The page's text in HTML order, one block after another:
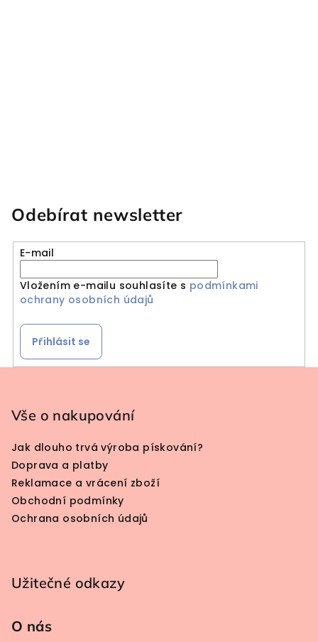
Odebírat newsletter
E-mail
Vložením e-mailu souhlasíte s podmínkami
ochrany osobních údajů
Přihlásit se
Vše o nakupování
Jak dlouho trvá výroba pískování?
Doprava a platby
Reklamace a vrácení zboží
Obchodní podmínky
Ochrana osobních údajů
Užitečné odkazy
O nás